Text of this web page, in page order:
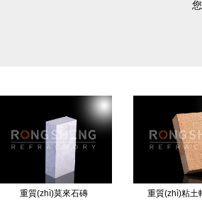
重質(zhì)莫來石磚 重質(zhì)粘土